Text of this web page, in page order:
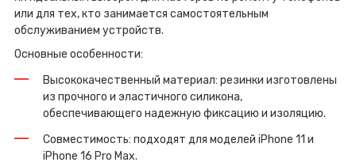
или для тех, кто занимается самостоятельным
обслуживанием устройств.
Основные особенности:
Высококачественный материал: резинки изготовлены
из прочного и эластичного силикона,
обеспечивающего надежную фиксацию и изоляцию.
Совместимость: подходят для моделей iPhone 11 и
iPhone 16 Pro Max.